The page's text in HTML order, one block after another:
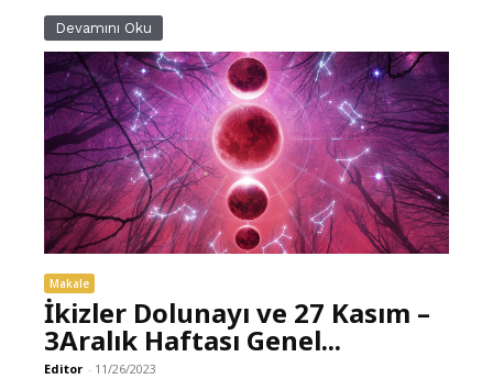
Devamını Oku
Makale
İkizler Dolunayı ve 27 Kasım –
3Aralık Haftası Genel...
Editor - 11/26/2023